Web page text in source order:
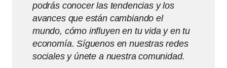
podrás conocer las tendencias y los
avances que están cambiando el
mundo, cómo influyen en tu vida y en tu
economía. Síguenos en nuestras redes
sociales y únete a nuestra comunidad.